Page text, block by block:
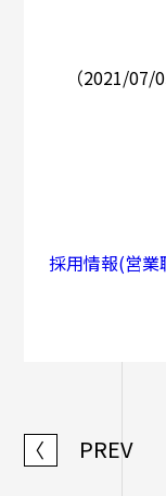
（2021/07/
採用情報(営業
〈 PREV